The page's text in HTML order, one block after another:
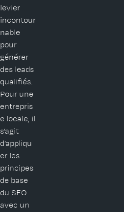
levier
incontour
nable
pour
générer
des leads
qualifiés.
Pour une
entrepris
e locale, il
s’agit
d’appliqu
er les
principes
de base
du SEO
avec un